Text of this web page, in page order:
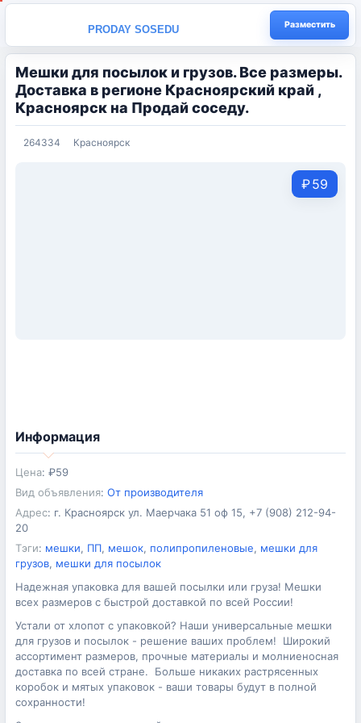
PRODAY SOSEDU Разместить
Мешки для посылок и грузов. Все размеры.
Доставка в регионе Красноярский край,
Красноярск на Продай соседу.
264334 Красноярск
₽59
Информация
Цена: ₽59
Вид объявления: От производителя
Адрес: г. Красноярск ул. Маерчака 51 оф 15, +7 (908) 212-94-
20
Тэги: мешки, ПП, мешок, полипропиленовые, мешки для
грузов, мешки для посылок
Надежная упаковка для вашей посылки или груза! Мешки
всех размеров с быстрой доставкой по всей России!
Устали от хлопот с упаковкой? Наши универсальные мешки
для грузов и посылок - решение ваших проблем! Широкий
ассортимент размеров, прочные материалы и молниеносная
доставка по всей стране. Больше никаких растрясенных
коробок и мятых упаковок - ваши товары будут в полной
сохранности!